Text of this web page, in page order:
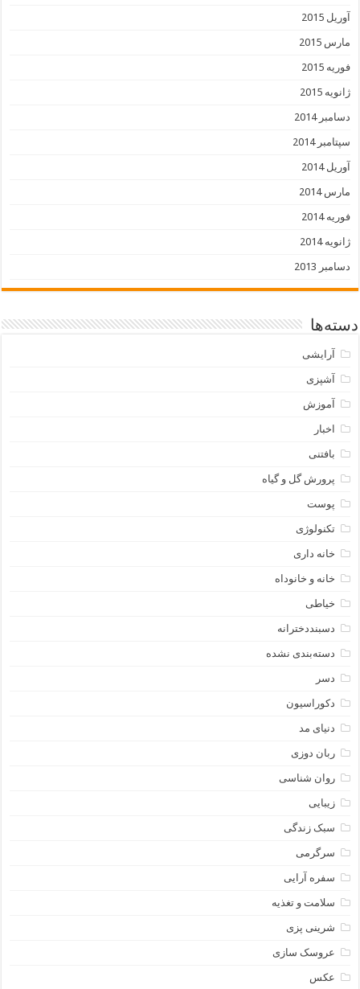
آوریل 2015
مارس 2015
فوریه 2015
ژانویه 2015
دسامبر 2014
سپتامبر 2014
آوریل 2014
مارس 2014
فوریه 2014
ژانویه 2014
دسامبر 2013
دسته‌ها
آرایشی
آشپزی
آموزش
اخبار
بافتنی
پرورش گل و گیاه
پوست
تکنولوژی
خانه داری
خانه و خانوداه
خیاطی
دسبنددخترانه
دسته‌بندی نشده
دسر
دکوراسیون
دنیای مد
ربان دوزی
روان شناسی
زیبایی
سبک زندگی
سرگرمی
سفره آرایی
سلامت و تغذیه
شرینی پزی
عروسک سازی
عکس